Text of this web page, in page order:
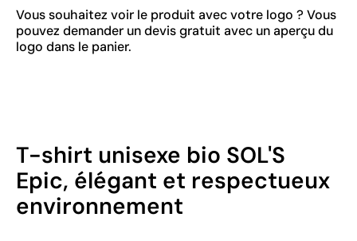
Vous souhaitez voir le produit avec votre logo ? Vous
pouvez demander un devis gratuit avec un aperçu du
logo dans le panier.
T-shirt unisexe bio SOL'S
Epic, élégant et respectueux
environnement